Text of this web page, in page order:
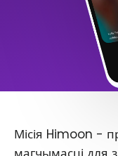
Місія Himoon -